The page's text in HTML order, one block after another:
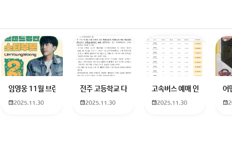
니다 지금 제 내신이 5등급제 기준으로
호환 가능한가요? 16을 쓰고 있는데 일반형은 케이스가 많이 없고 프로형은 많
임영웅 11월 브랜드평판 순위 알고싶어요 임영웅 11월 브랜드평판에서 스타부
2025.11.30
전주 고등학교 다자녀 제가 2027학년도 고등학교 입
2025.11.30
고속버스 예매 인천공항에
2025.11.30
어